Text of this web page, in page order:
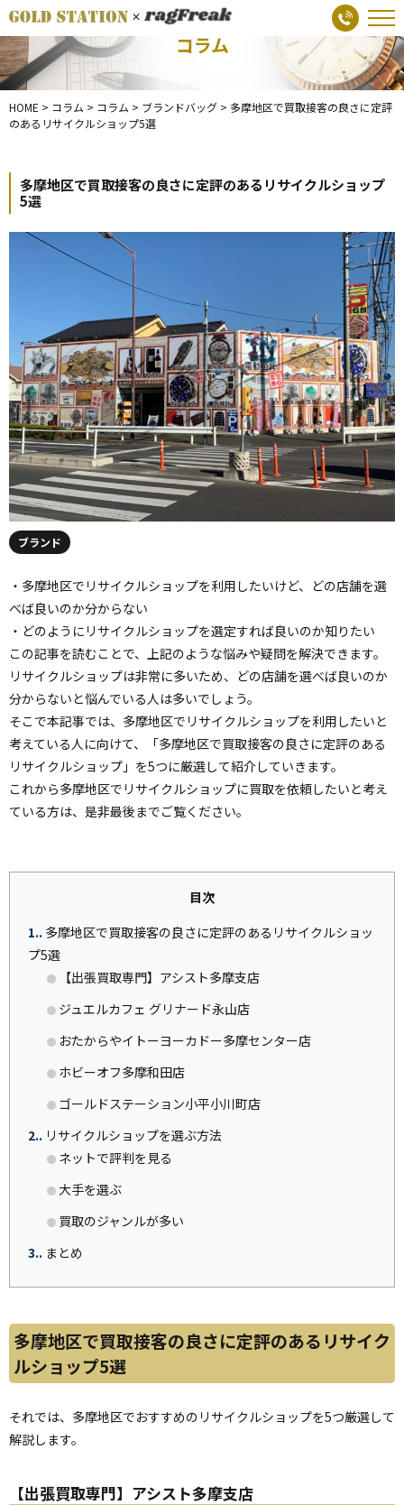
コラム
HOME > コラム > コラム > ブランドバッグ > 多摩地区で買取接客の良さに定評
のあるリサイクルショップ5選
多摩地区で買取接客の良さに定評のあるリサイクルショップ
5選
ブランド
・多摩地区でリサイクルショップを利用したいけど、どの店舗を選
べば良いのか分からない
・どのようにリサイクルショップを選定すれば良いのか知りたい
この記事を読むことで、上記のような悩みや疑問を解決できます。
リサイクルショップは非常に多いため、どの店舗を選べば良いのか
分からないと悩んでいる人は多いでしょう。
そこで本記事では、多摩地区でリサイクルショップを利用したいと
考えている人に向けて、「多摩地区で買取接客の良さに定評のある
リサイクルショップ」を5つに厳選して紹介していきます。
これから多摩地区でリサイクルショップに買取を依頼したいと考え
ている方は、是非最後までご覧ください。
目次
1. 多摩地区で買取接客の良さに定評のあるリサイクルショッ
プ5選
【出張買取専門】アシスト多摩支店
ジュエルカフェ グリナード永山店
おたからやイトーヨーカドー多摩センター店
ホビーオフ多摩和田店
ゴールドステーション小平小川町店
2. リサイクルショップを選ぶ方法
ネットで評判を見る
大手を選ぶ
買取のジャンルが多い
3. まとめ
多摩地区で買取接客の良さに定評のあるリサイク
ルショップ5選
それでは、多摩地区でおすすめのリサイクルショップを5つ厳選して
解説します。
【出張買取専門】アシスト多摩支店